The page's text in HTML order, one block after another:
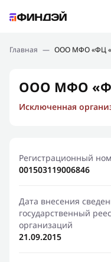
Подбор займа
Новости
Финансовое
Главная — ООО МФО «ФЦ
ООО МФО
Исключенная
Регистрационный
001503119006846
Дата внесения
государственный
организаций
21.09.2015
Ошибка:Контактная
Спасибо, что
Мы свяжемся с Вами
результат